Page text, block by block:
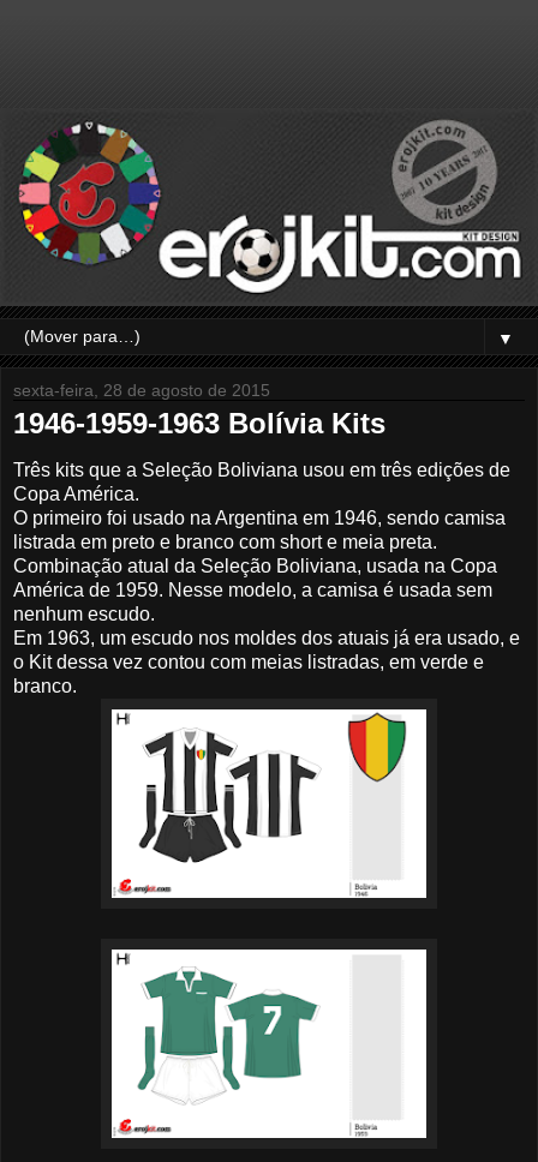
▼
sexta-feira, 28 de agosto de 2015
1946-1959-1963 Bolívia Kits
Três kits que a Seleção Boliviana usou em três edições de
Copa América.
O primeiro foi usado na Argentina em 1946, sendo camisa
listrada em preto e branco com short e meia preta.
Combinação atual da Seleção Boliviana, usada na Copa
América de 1959. Nesse modelo, a camisa é usada sem
nenhum escudo.
Em 1963, um escudo nos moldes dos atuais já era usado, e
o Kit dessa vez contou com meias listradas, em verde e
branco.